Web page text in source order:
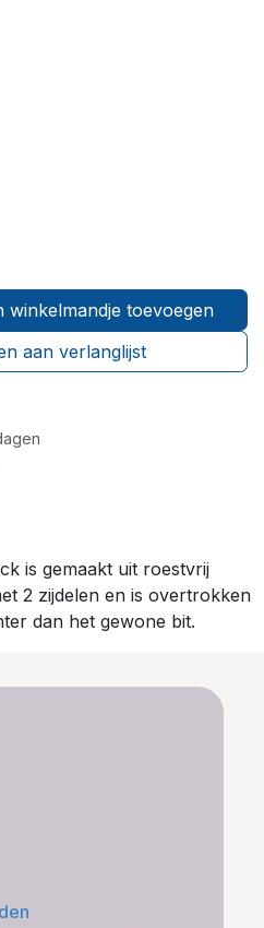
winkelmandje toevoegen
aan verlanglijst
is gemaakt uit roestvrij
2 zijdelen en is overtrokken
dan het gewone bit.